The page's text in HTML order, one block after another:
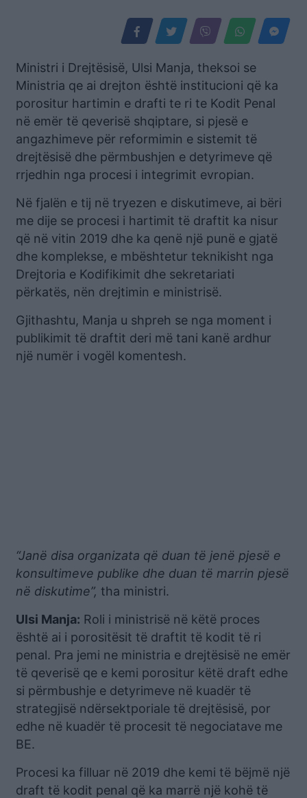
Ministri i Drejtësisë, Ulsi Manja, theksoi se
Ministria qe ai drejton është institucioni që ka
porositur hartimin e drafti te ri te Kodit Penal
në emër të qeverisë shqiptare, si pjesë e
angazhimeve për reformimin e sistemit të
drejtësisë dhe përmbushjen e detyrimeve që
rrjedhin nga procesi i integrimit evropian.
Në fjalën e tij në tryezen e diskutimeve, ai bëri
me dije se procesi i hartimit të draftit ka nisur
që në vitin 2019 dhe ka qenë një punë e gjatë
dhe komplekse, e mbështetur teknikisht nga
Drejtoria e Kodifikimit dhe sekretariati
përkatës, nën drejtimin e ministrisë.
Gjithashtu, Manja u shpreh se nga moment i
publikimit të draftit deri më tani kanë ardhur
një numër i vogël komentesh.
“Janë disa organizata që duan të jenë pjesë e
konsultimeve publike dhe duan të marrin pjesë
në diskutime”, tha ministri.
Ulsi Manja: Roli i ministrisë në këtë proces
është ai i porositësit të draftit të kodit të ri
penal. Pra jemi ne ministria e drejtësisë ne emër
të qeverisë qe e kemi porositur këtë draft edhe
si përmbushje e detyrimeve në kuadër të
strategjisë ndërsektporiale të drejtësisë, por
edhe në kuadër të procesit të negociatave me
BE.
Procesi ka filluar në 2019 dhe kemi të bëjmë një
draft të kodit penal që ka marrë një kohë të